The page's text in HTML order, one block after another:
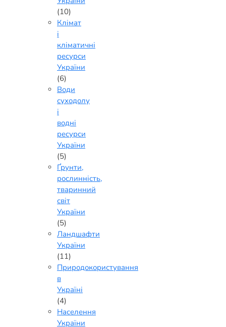
(10)
Клімат
і
кліматичні
ресурси
України
(6)
Води
суходолу
і
водні
ресурси
України
(5)
Ґрунти,
рослинність,
тваринний
світ
України
(5)
Ландшафти
України
(11)
Природокористування
в
Україні
(4)
Населення
України